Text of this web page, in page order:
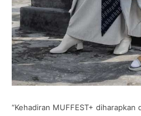
“Kehadiran MUFFEST+